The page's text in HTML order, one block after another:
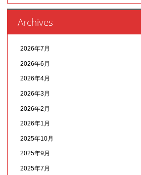
Archives
2026年7月
2026年6月
2026年4月
2026年3月
2026年2月
2026年1月
2025年10月
2025年9月
2025年7月